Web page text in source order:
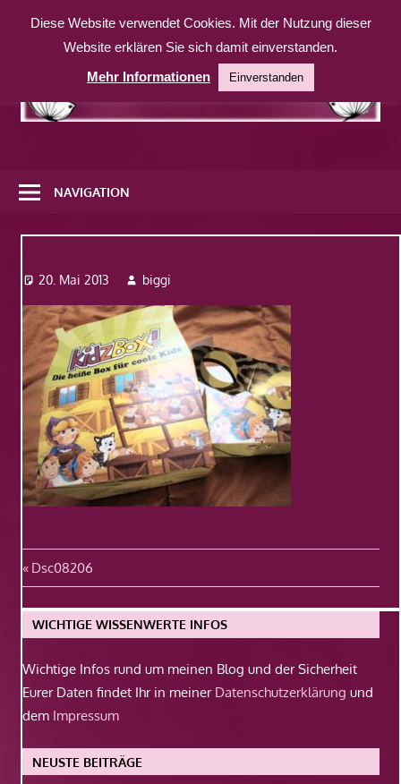
Inhalt
weitere
Website
NAVIGATION
20. Mai 2013 biggi
Beitragsnavigation
Vorheriger
Beitrag:
Dsc08206
WICHTIGE WISSENWERTE INFOS
Wichtige Infos rund um meinen Blog und der Sicherheit
Eurer Daten findet Ihr in meiner Datenschutzerklärung und
dem Impressum
NEUSTE BEITRÄGE
Diese Website verwendet Cookies. Mit der Nutzung dieser
Website erklären Sie sich damit einverstanden.
Mehr Informationen
Einverstanden